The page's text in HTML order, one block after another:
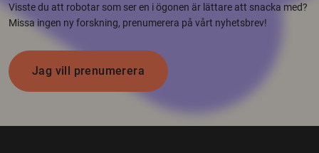
Visste du att robotar som ser en i ögonen är lättare att snacka med?
Missa ingen ny forskning, prenumerera på vårt nyhetsbrev!
Jag vill prenumerera